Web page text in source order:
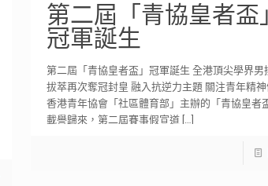
第二屆「青協皇者盃
冠軍誕生
第二屆「青協皇者盃」冠軍誕生 全港頂尖學界男
拔萃再次奪冠封皇 融入抗逆力主題 關注青年精
香港青年協會「社區體育部」主辦的「青協皇者
載譽歸來，第二屆賽事假宣道[…]